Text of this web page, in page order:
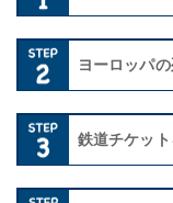
ヨーロッパ
鉄道チケッ